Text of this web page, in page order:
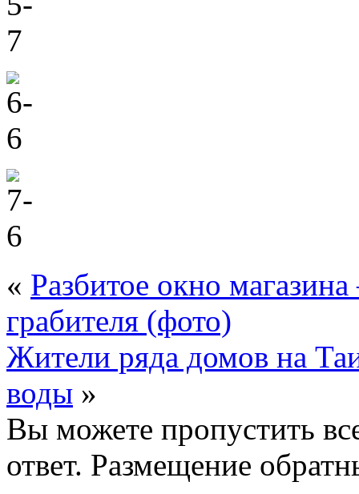
« Разбитое окно
грабителя (фото)
Жители ряда домов на
воды »
Вы можете пропустить
ответ. Размещение